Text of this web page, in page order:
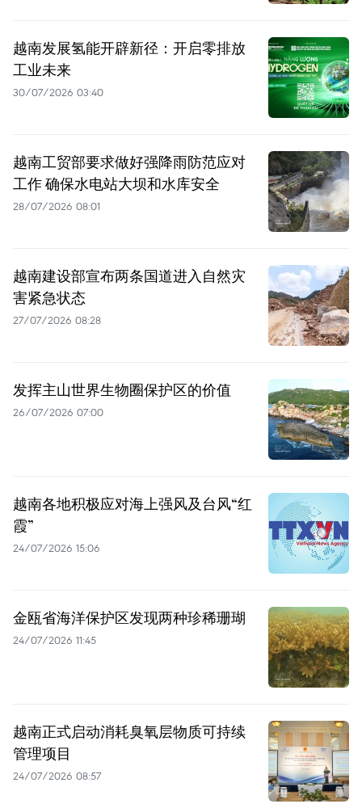
越南发展氢能开辟新径：开启零排放
工业未来
30/07/2026 03:40
越南工贸部要求做好强降雨防范应对
工作 确保水电站大坝和水库安全
28/07/2026 08:01
越南建设部宣布两条国道进入自然灾
害紧急状态
27/07/2026 08:28
发挥主山世界生物圈保护区的价值
26/07/2026 07:00
越南各地积极应对海上强风及台风“红
霞”
24/07/2026 15:06
金瓯省海洋保护区发现两种珍稀珊瑚
24/07/2026 11:45
越南正式启动消耗臭氧层物质可持续
管理项目
24/07/2026 08:57